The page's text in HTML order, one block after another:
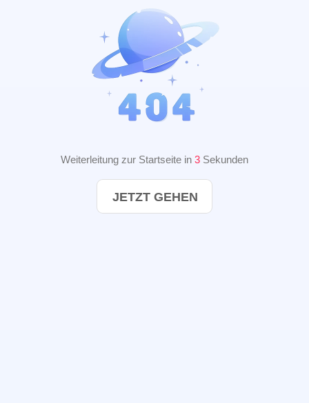
Weiterleitung zur Startseite in 2 Sekunden
JETZT GEHEN